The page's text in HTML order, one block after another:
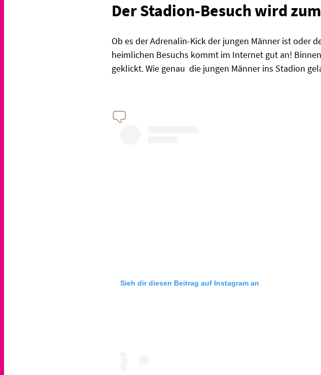
Der Stadion-Besuch wird
Ob es der Adrenalin-Kick der jungen Männer ist oder
heimlichen Besuchs kommt im Internet gut an!
geklickt. Wie genau die jungen Männer ins Stadion
Sieh dir diesen Beitrag auf Instagram an